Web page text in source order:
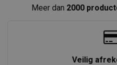
Meer dan 2000
Veilig